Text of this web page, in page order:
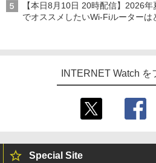
【本日8月10日 20時配信】2026
でオススメしたいWi-Fiルーター
INTERNET Watch を
Special Site